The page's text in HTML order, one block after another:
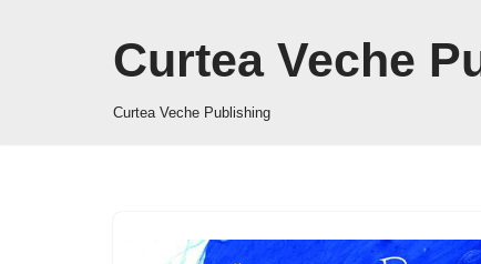
Curtea Veche
Curtea Veche Publishing